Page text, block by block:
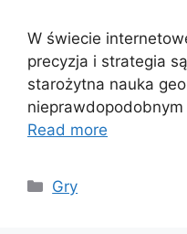
W świecie
precyzja i strategia
starożytna nauka
Read more
Categories
Gry